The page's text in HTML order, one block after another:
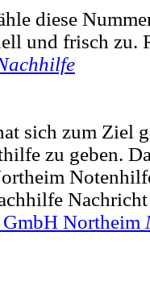
diese
und frisch zu.
sich zum Ziel
zu geben.
Nachricht
Northeim